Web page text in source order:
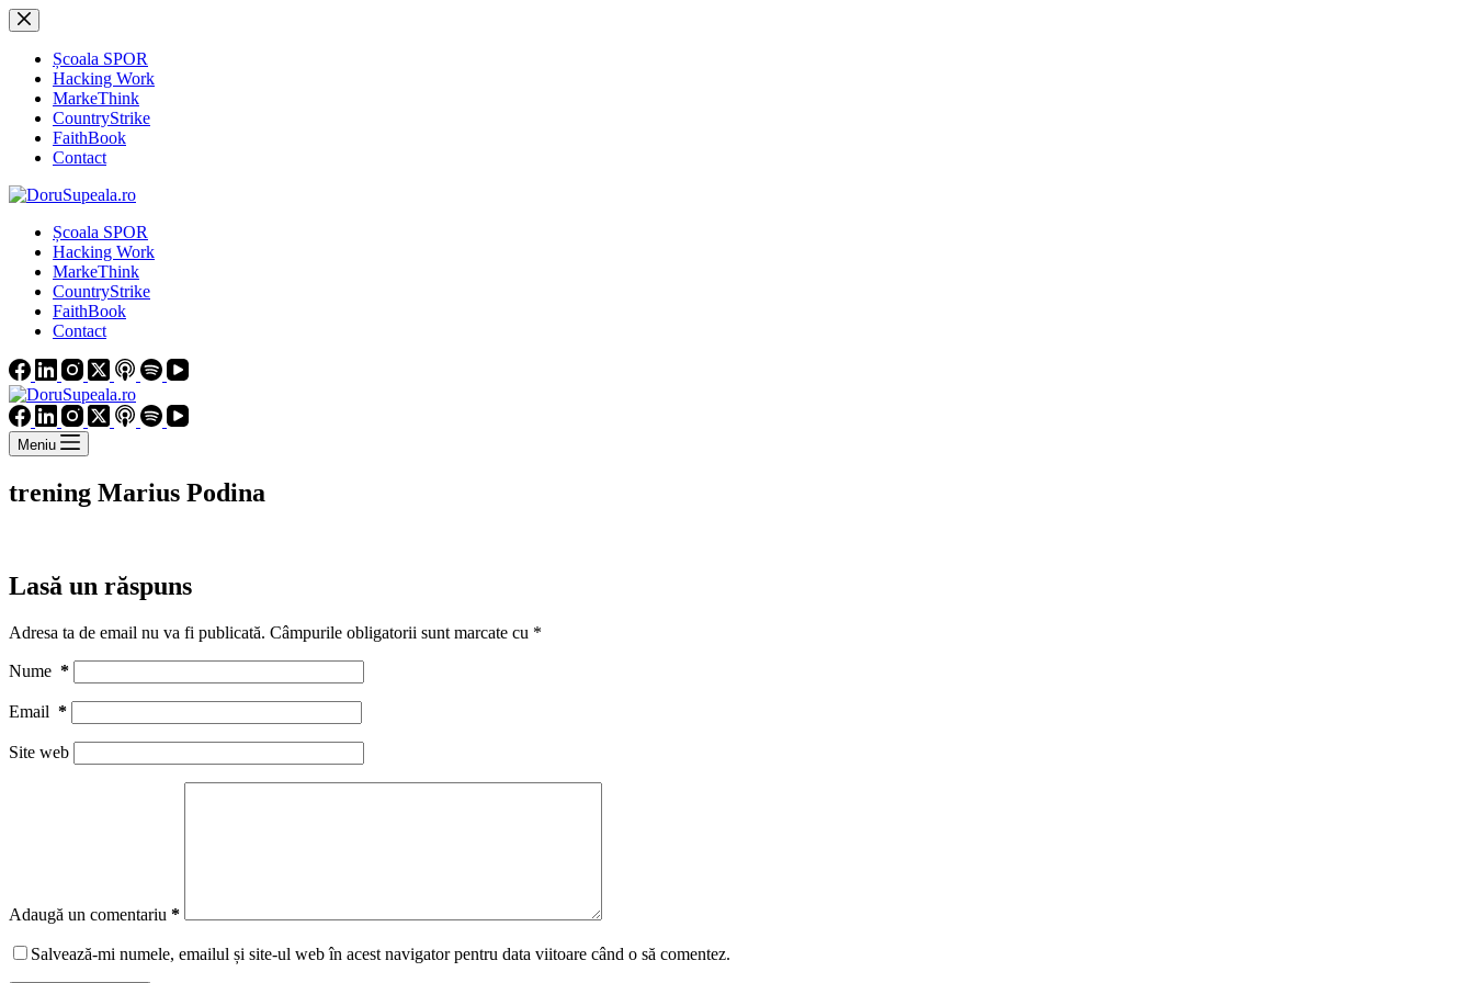
Sari
la
conținutȘcoala SPOR
Hacking Work
MarkeThink
CountryStrike
FaithBook
Contact
Școala SPOR
Hacking Work
MarkeThink
CountryStrike
FaithBook
Contact
Meniu
trening Marius Podina
Lasă un răspuns
Adresa ta de email nu va fi publicată. Câmpurile obligatorii sunt marcate cu *
Nume *
Email *
Site web
Adaugă un comentariu *
Salvează-mi numele, emailul și site-ul web în acest navigator pentru data viitoare când o să comentez.